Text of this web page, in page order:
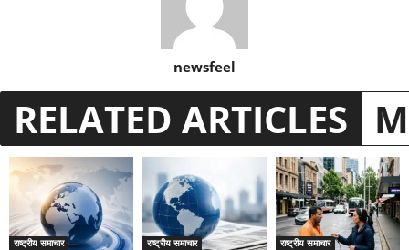
newsfeel
RELATED ARTICLES
राष्ट्रीय समाचार राष्ट्रीय समाचार राष्ट्रीय समाचार